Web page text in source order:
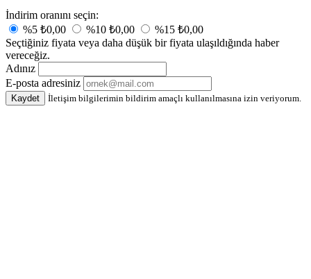
İndirim oranını seçin:
%5 ₺0,00 %10 ₺0,00 %15 ₺0,00
Seçtiğiniz fiyata veya daha düşük bir fiyata ulaşıldığında haber
vereceğiz.
Adınız
E-posta adresiniz
Kaydet İletişim bilgilerimin bildirim amaçlı kullanılmasına izin veriyorum.